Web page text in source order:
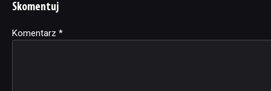
Skomentuj
Komentarz *
Alternative: